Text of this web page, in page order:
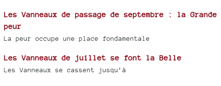
Les Vanneaux de passage de septembre : la Grande
peur
La peur occupe une place fondamentale
Les Vanneaux de juillet se font la Belle
Les Vanneaux se cassent jusqu’à